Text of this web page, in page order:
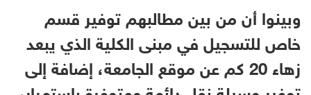
وبينوا أن من بين مطالبهم توفير قسم
خاص للتسجيل في مبنى الكلية الذي يبعد
زهاء 20 كم عن موقع الجامعة، إضافة إلى